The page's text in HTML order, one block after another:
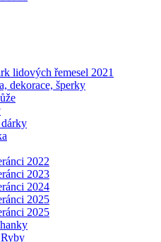
lidových řemesel 2021
dekorace, šperky
2022
2023
2024
2025
2025